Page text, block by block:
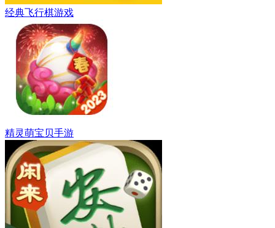
经典飞行棋游戏
精灵萌宝贝手游